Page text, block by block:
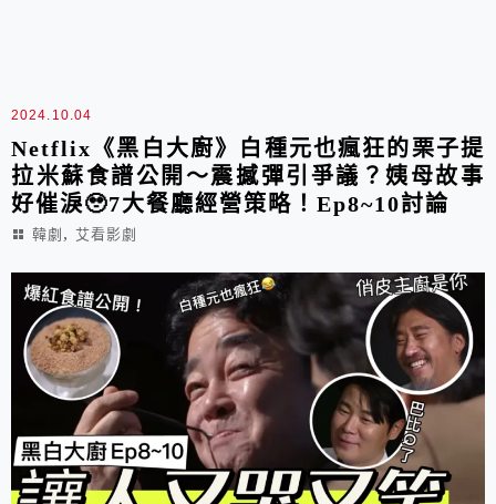
2024.10.04
Netflix《黑白大廚》白種元也瘋狂的栗子提
拉米蘇食譜公開～震撼彈引爭議？姨母故事
好催淚🥹7大餐廳經營策略！Ep8~10討論
韓劇 , 艾看影劇